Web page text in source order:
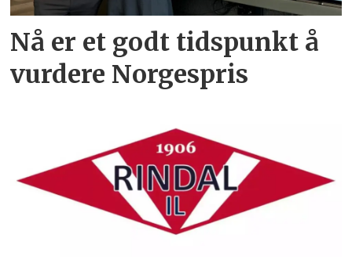
Nå er et godt tidspunkt å
vurdere Norgespris